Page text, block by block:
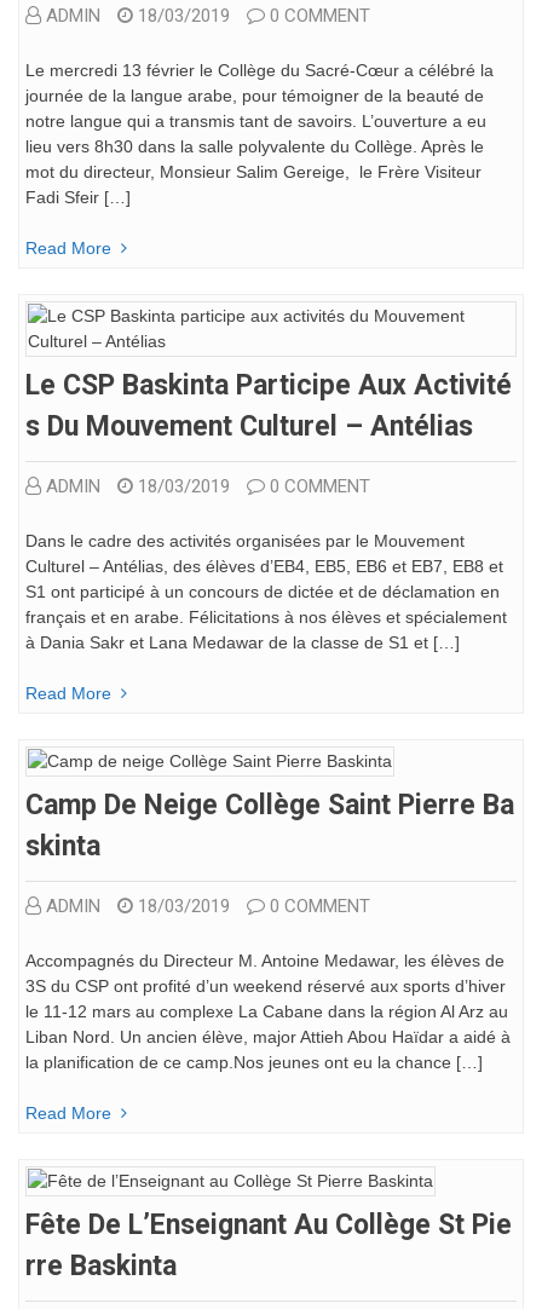
ADMIN 18/03/2019 0 COMMENT
Le mercredi 13 février le Collège du Sacré-Cœur a célébré la
journée de la langue arabe, pour témoigner de la beauté de
notre langue qui a transmis tant de savoirs. L’ouverture a eu
lieu vers 8h30 dans la salle polyvalente du Collège. Après le
mot du directeur, Monsieur Salim Gereige, le Frère Visiteur
Fadi Sfeir […]
Read More
Le CSP Baskinta Participe Aux Activité
S Du Mouvement Culturel – Antélias
ADMIN 18/03/2019 0 COMMENT
Dans le cadre des activités organisées par le Mouvement
Culturel – Antélias, des élèves d’EB4, EB5, EB6 et EB7, EB8 et
S1 ont participé à un concours de dictée et de déclamation en
français et en arabe. Félicitations à nos élèves et spécialement
à Dania Sakr et Lana Medawar de la classe de S1 et […]
Read More
Camp De Neige Collège Saint Pierre Ba
Skinta
ADMIN 18/03/2019 0 COMMENT
Accompagnés du Directeur M. Antoine Medawar, les élèves de
3S du CSP ont profité d’un weekend réservé aux sports d’hiver
le 11-12 mars au complexe La Cabane dans la région Al Arz au
Liban Nord. Un ancien élève, major Attieh Abou Haïdar a aidé à
la planification de ce camp.Nos jeunes ont eu la chance […]
Read More
Fête De L’Enseignant Au Collège St Pie
Rre Baskinta